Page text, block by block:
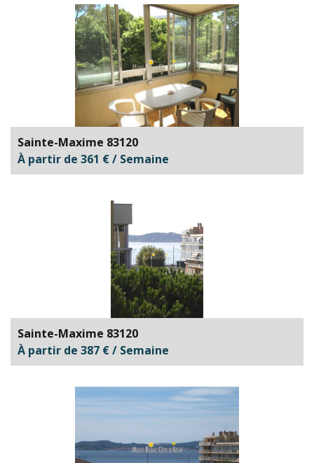
Sainte-Maxime 83120
À partir de 361 € / Semaine
Sainte-Maxime 83120
À partir de 387 € / Semaine